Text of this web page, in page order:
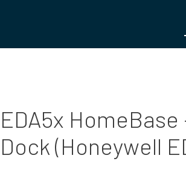
EDA5x
Dock (Honeywell